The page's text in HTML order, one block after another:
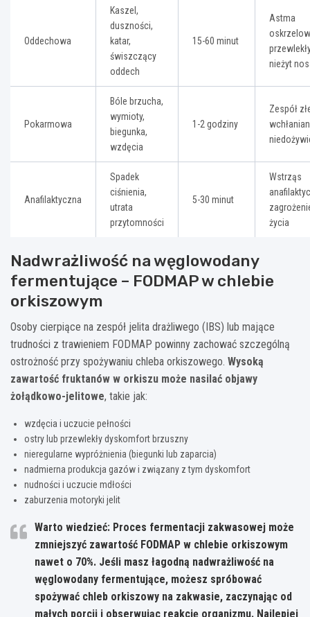
Oddechowa
Kaszel,
duszności,
katar,
świszczący
oddech
15-60 minut
Astma
nieżyt
Pokarmowa
Bóle brzucha,
wymioty,
biegunka,
wzdęcia
1-2 godziny
Zespół
Anafilaktyczna
Spadek
ciśnienia,
utrata
przytomności
5-30 minut
Wstrząs
życia
Nadwrażliwość na węglowodany
fermentujące – FODMAP w chlebie
orkiszowym
Osoby cierpiące na zespół jelita drażliwego (IBS) lub mające
trudności z trawieniem FODMAP powinny zachować szczególną
ostrożność przy spożywaniu chleba orkiszowego. Wysoką
zawartość fruktanów w orkiszu może nasilać objawy
żołądkowo-jelitowe, takie jak:
wzdęcia i uczucie pełności
ostry lub przewlekły dyskomfort brzuszny
nieregularne wypróżnienia (biegunki lub zaparcia)
nadmierna produkcja gazów i związany z tym dyskomfort
nudności i uczucie mdłości
zaburzenia motoryki jelit
Warto wiedzieć: Proces fermentacji zakwasowej może
zmniejszyć zawartość FODMAP w chlebie orkiszowym
nawet o 70%. Jeśli masz łagodną nadwrażliwość na
węglowodany fermentujące, możesz spróbować
spożywać chleb orkiszowy na zakwasie, zaczynając od
małych porcji i obserwując reakcję organizmu. Najlepiej